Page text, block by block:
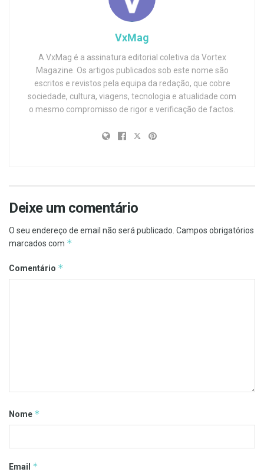
VxMag
A VxMag é a assinatura editorial coletiva da Vortex
Magazine. Os artigos publicados sob este nome são
escritos e revistos pela equipa da redação, que cobre
sociedade, cultura, viagens, tecnologia e atualidade com
o mesmo compromisso de rigor e verificação de factos.
Deixe um comentário
O seu endereço de email não será publicado. Campos obrigatórios
marcados com *
Comentário *
Nome *
Email *